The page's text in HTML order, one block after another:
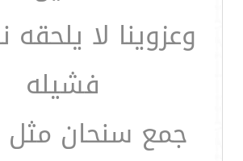
وعزوينا لا يلحقه
فشيله
جمع سنحان مثل